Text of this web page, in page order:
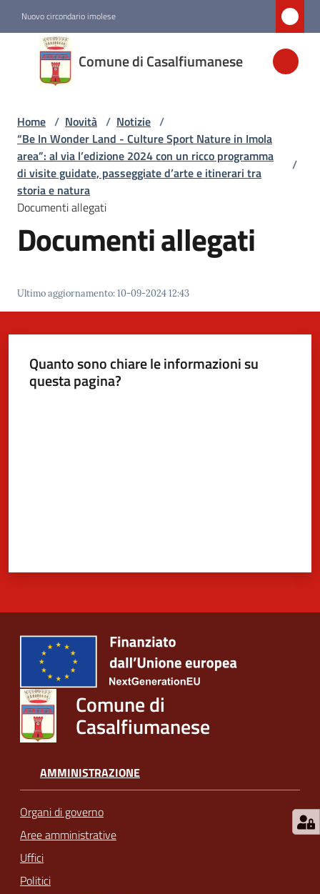
Nuovo circondario imolese
Comune di Casalfiumanese
Comune di
Casalfiumanese
Amministrazione
Novità
Menu selezionato
Servizi
5x1000
Home / Novità / Notizie /
“Be In Wonder Land - Culture Sport Nature in Imola
area”: al via l’edizione 2024 con un ricco programma
di visite guidate, passeggiate d’arte e itinerari tra
storia e natura
/
Documenti allegati
Documenti allegati
Ultimo aggiornamento:10-09-2024 12:43
Quanto sono chiare le informazioni su
questa pagina?
Comune di
Casalfiumanese
AMMINISTRAZIONE
Organi di governo
Aree amministrative
Uffici
Politici